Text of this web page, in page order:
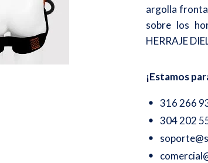
argolla
sobre los
HERRAJE
¡Estamos
316 266
304 202